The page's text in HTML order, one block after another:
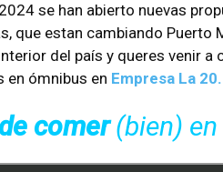
se han abierto nuevas
que estan cambiando Puerto
del país y queres venir
en ómnibus en Empresa La 20.
comer(bien) en